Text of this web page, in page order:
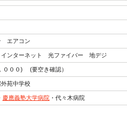
エアコン
ンターネット 光ファイバー 地デジ
０００) (要空き確認）
苑中学校
慶應義塾大学病院 ・代々木病院